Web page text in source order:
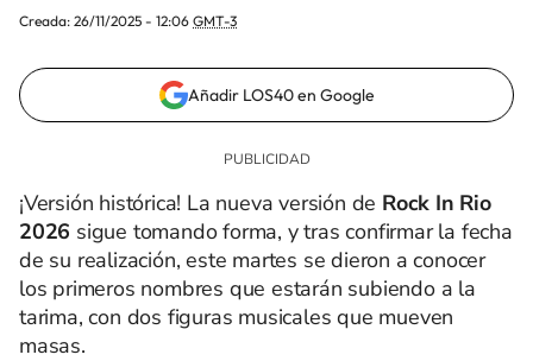
Creada: 26/11/2025 - 12:06 GMT-3
Añadir LOS40 en Google
¡Versión histórica! La nueva versión de Rock In Rio
2026 sigue tomando forma, y tras confirmar la fecha
de su realización, este martes se dieron a conocer
los primeros nombres que estarán subiendo a la
tarima, con dos figuras musicales que mueven
masas.